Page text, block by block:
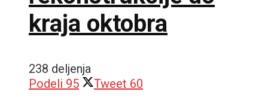
kraja oktobra
238 deljenja
Podeli 95 Tweet 60